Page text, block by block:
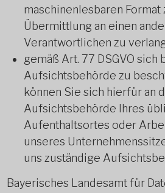
maschinenlesbaren
Übermittlung an einen
Verantwortlichen zu
gemäß Art. 77 DSGVO sich
Aufsichtsbehörde zu
können Sie sich hierfür an
Aufsichtsbehörde Ihres
Aufenthaltsortes oder
unseres
uns zuständige
Bayerisches Landesamt für